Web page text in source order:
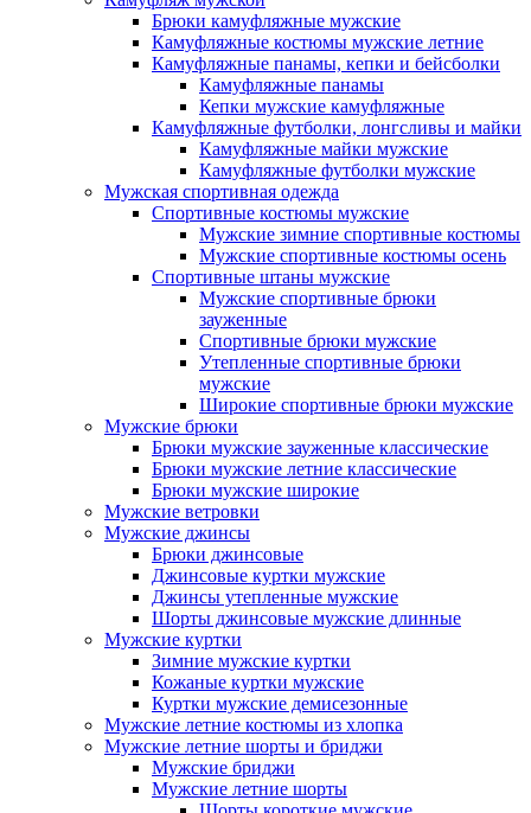
Брюки камуфляжные мужские
Камуфляжные костюмы мужские летние
Камуфляжные панамы, кепки и бейсболки
Камуфляжные панамы
Кепки мужские камуфляжные
Камуфляжные футболки, лонгсливы и майки
Камуфляжные майки мужские
Камуфляжные футболки мужские
Мужская спортивная одежда
Спортивные костюмы мужские
Мужские зимние спортивные костюмы
Мужские спортивные костюмы осень
Спортивные штаны мужские
Мужские спортивные брюки
зауженные
Спортивные брюки мужские
Утепленные спортивные брюки
мужские
Широкие спортивные брюки мужские
Мужские брюки
Брюки мужские зауженные классические
Брюки мужские летние классические
Брюки мужские широкие
Мужские ветровки
Мужские джинсы
Брюки джинсовые
Джинсовые куртки мужские
Джинсы утепленные мужские
Шорты джинсовые мужские длинные
Мужские куртки
Зимние мужские куртки
Кожаные куртки мужские
Куртки мужские демисезонные
Мужские летние костюмы из хлопка
Мужские летние шорты и бриджи
Мужские бриджи
Мужские летние шорты